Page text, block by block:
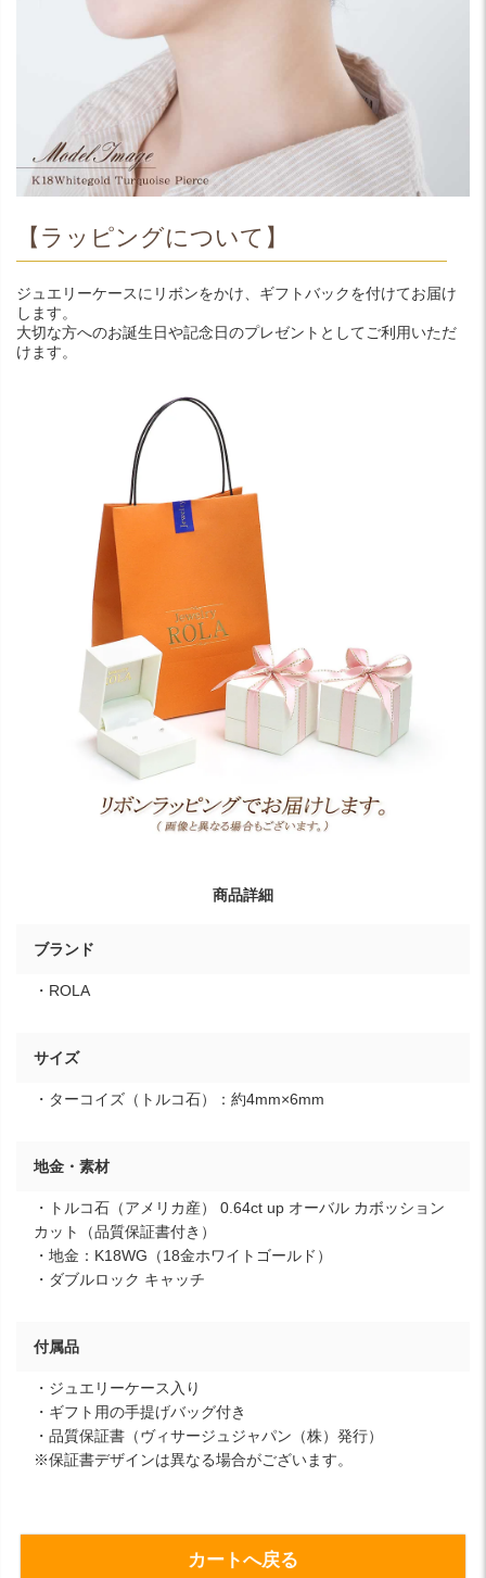
【ラッピングについて】
ジュエリーケースにリボンをかけ、ギフトバックを付けてお届け
します。
大切な方へのお誕生日や記念日のプレゼントとしてご利用いただ
けます。
商品詳細
ブランド
・ROLA
サイズ
・ターコイズ（トルコ石）：約4mm×6mm
地金・素材
・トルコ石（アメリカ産） 0.64ct up オーバル カボッション
カット（品質保証書付き）
・地金：K18WG（18金ホワイトゴールド）
・ダブルロック キャッチ
付属品
・ジュエリーケース入り
・ギフト用の手提げバッグ付き
・品質保証書（ヴィサージュジャパン（株）発行）
※保証書デザインは異なる場合がございます。
カートへ戻る